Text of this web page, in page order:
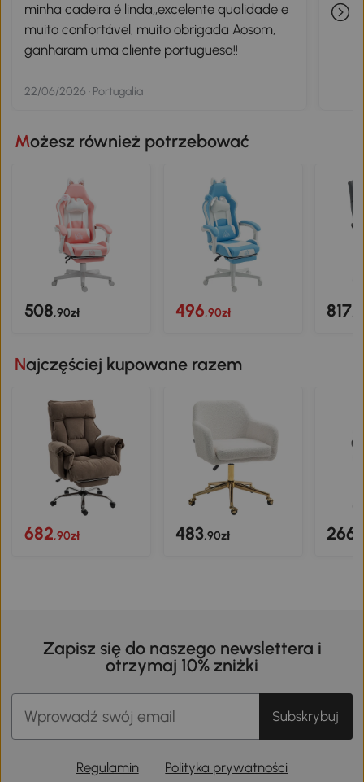
minha cadeira é linda,,excelente qualidade e
muito confortável, muito obrigada Aosom,
ganharam uma cliente portuguesa!!
22/06/2026 · Portugalia
Możesz również potrzebować
508,90zł 496,90zł 817
Najczęściej kupowane razem
682,90zł 483,90zł 266
Zapisz się do naszego newslettera i
otrzymaj 10% zniżki
Subskrybuj
Regulamin Polityka prywatności